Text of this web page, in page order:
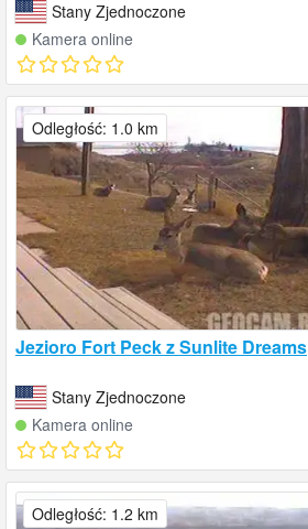
Stany Zjednoczone
Kamera online
Jezioro Fort Peck z Sunlite Dreams
Stany Zjednoczone
Kamera online
Odległość: 1.0 km
Odległość: 1.2 km